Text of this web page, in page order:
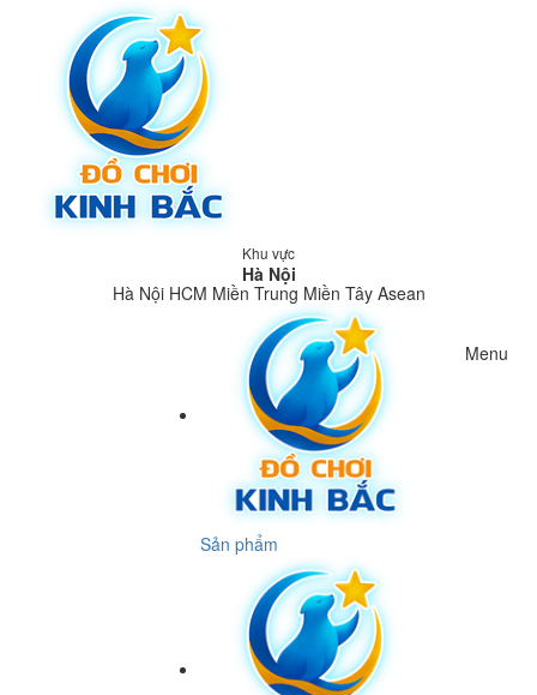
Khu vực
Hà Nội
Hà Nội HCM Miền Trung Miền Tây Asean
Sản phẩm
Menu